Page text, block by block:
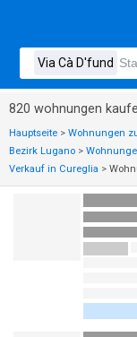
820 wohnungen
Hauptseite > Wohnungen
Bezirk Lugano >
Verkauf in Cureglia >